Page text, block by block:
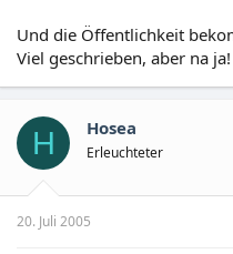
Und die Öffentlichkeit
Viel geschrieben, aber na ja!
H Hosea
Erleuchteter
20. Juli 2005